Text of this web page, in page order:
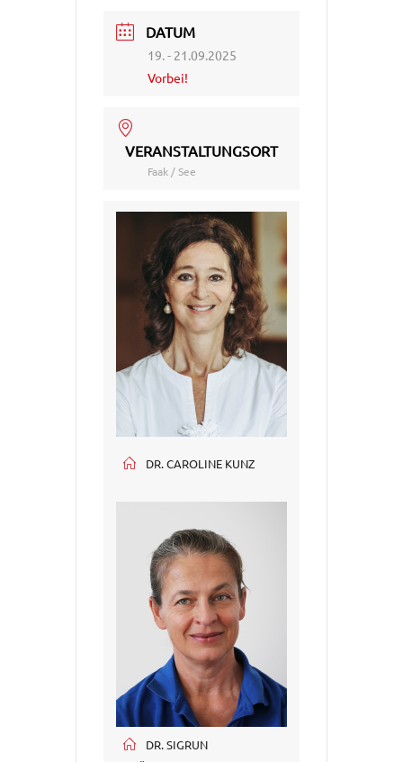
DATUM
19. - 21.09.2025
Vorbei!
VERANSTALTUNGSORT
Faak / See
DR. CAROLINE KUNZ
DR. SIGRUN